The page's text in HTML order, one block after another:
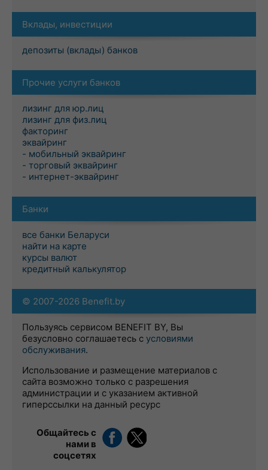
Вклады, инвестиции
депозиты (вклады) банков
Прочие услуги банков
лизинг для юр.лиц
лизинг для физ.лиц
факторинг
эквайринг
- мобильный эквайринг
- торговый эквайринг
- интернет-эквайринг
Банки
все банки Беларуси
найти на карте
курсы валют
кредитный калькулятор
© 2007-2026 Benefit.by
Пользуясь сервисом BENEFIT BY, Вы
безусловно соглашаетесь с условиями
обслуживания.
Использование и размещение материалов с
сайта возможно только с разрешения
администрации и с указанием активной
гиперссылки на данный ресурс
Общайтесь с
нами в
соцсетях